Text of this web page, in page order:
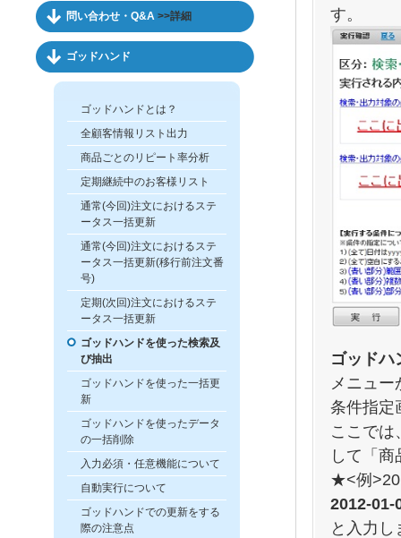
問い合わせ・Q&A >>詳細
ゴッドハンド
ゴッドハンドとは？
全顧客情報リスト出力
商品ごとのリピート率分析
定期継続中のお客様リスト
通常(今回)注文におけるステ
ータス一括更新
通常(今回)注文におけるステ
ータス一括更新(移行前注文番
号)
定期(次回)注文におけるステ
ータス一括更新
ゴッドハンドを使った検索及
び抽出
ゴッドハンドを使った一括更
新
ゴッドハンドを使ったデータ
の一括削除
入力必須・任意機能について
自動実行について
ゴッドハンドでの更新をする
際の注意点
す。
ゴッドハ
メニュ
条件指定
ここでは
して「
★<例
2012-01-
と入力し